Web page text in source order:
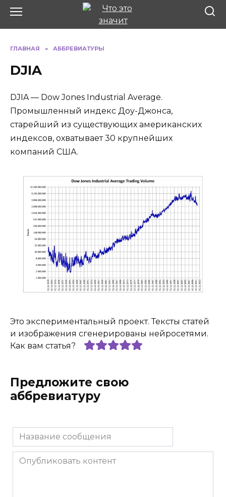
Перейти
содержанию
ГЛАВНАЯ » АББРЕВИАТУРЫ
DJIA
DJIA — Dow Jones Industrial Average.
Промышленный индекс Доу-Джонса,
старейший из существующих американских
индексов, охватывает 30 крупнейших
компаний США.
Это экспериментальный проект. Тексты статей
и изображения сгенерированы нейросетями.
Как вам статья?
Предложите свою
аббревиатуру